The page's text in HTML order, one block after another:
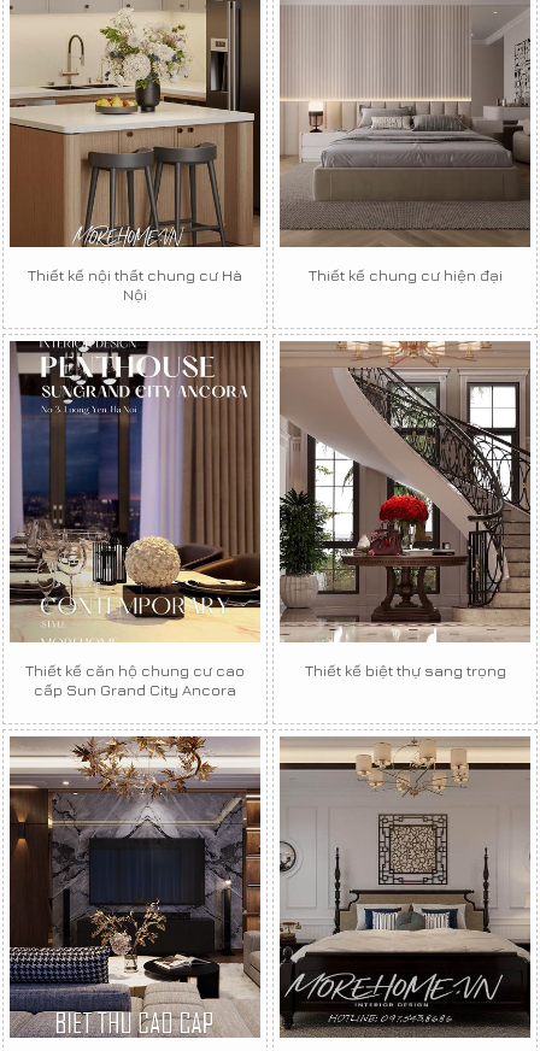
Thiết kế nội thất chung cư Hà
Nội
Thiết kế chung cư hiện đại
Thiết kế căn hộ chung cư cao
cấp Sun Grand City Ancora
Thiết kế biệt thự sang trọng